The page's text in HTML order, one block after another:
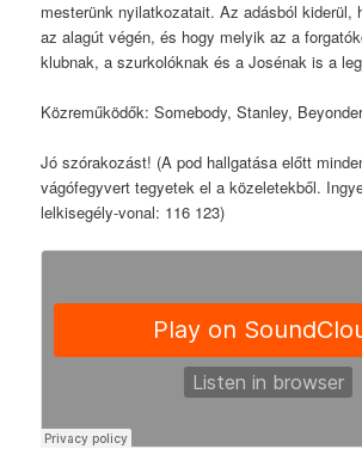
mesterünk nyilatkozatait. Az adásból kiderül,
az alagút végén, és hogy melyik az a
klubnak, a szurkolóknak és a Josénak is a
Közreműködők: Somebody, Stanley,
Jó szórakozást! (A pod hallgatása előtt
vágófegyvert tegyetek el a közeletekből.
lelkisegély-vonal: 116 123)